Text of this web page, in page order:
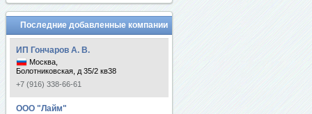
Последние добавленные компании
ИП Гончаров А. В.
Москва,
Болотниковская, д 35/2 кв38
+7 (916) 338-66-61
ООО "Лайм"